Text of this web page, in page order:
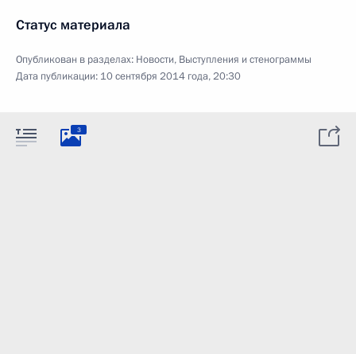
Статус материала
Опубликован в разделах: Новости, Выступления и стенограммы
Дата публикации: 10 сентября 2014 года, 20:30
3